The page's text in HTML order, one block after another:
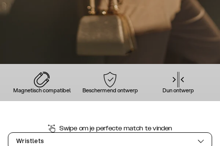
Magnetisch compatibel Beschermend ontwerp Dun ontwerp
Swipe om je perfecte match te vinden
Wristlets